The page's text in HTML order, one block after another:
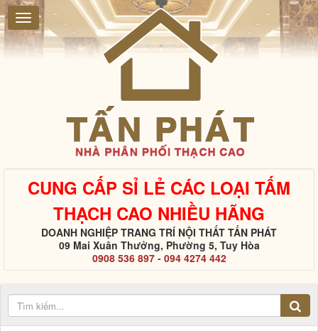
CUNG CẤP SỈ LẺ CÁC LOẠI TẤM
THẠCH CAO NHIỀU HÃNG
DOANH NGHIỆP TRANG TRÍ NỘI THẤT TẤN PHÁT
09 Mai Xuân Thưởng, Phường 5, Tuy Hòa
0908 536 897 - 094 4274 442